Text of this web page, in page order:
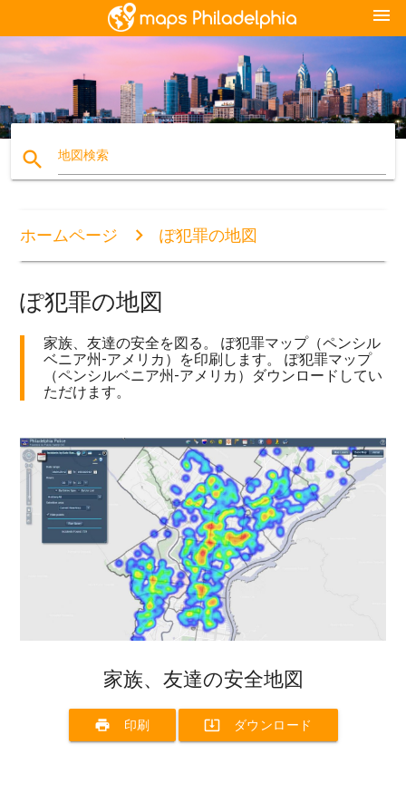
menu
search 地図検索
ホームページ ぽ犯罪の地図
ぽ犯罪の地図
家族、友達の安全を図る。 ぽ犯罪マップ（ペンシル
ベニア州-アメリカ）を印刷します。 ぽ犯罪マップ
（ペンシルベニア州-アメリカ）ダウンロードしてい
ただけます。
家族、友達の安全地図
print 印刷 system_update_alt ダウンロード